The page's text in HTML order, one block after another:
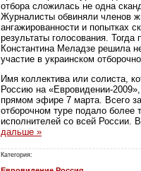
отбора сложилась не одна
Журналисты обвиняли членов
ангажированности и попытках
результаты голосования. Тогда
Константина Меладзе решила
участие в украинском
Имя коллектива или солиста,
Россию на «Евровидении-
прямом эфире 7 марта. Всего
отборочном туре подало более
исполнителей со всей России.
дальше »
Категория: